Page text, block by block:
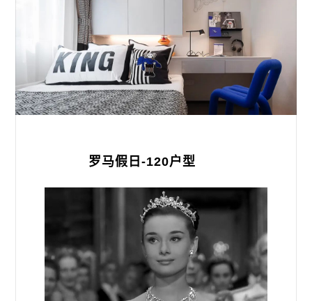
罗马假日-120户型